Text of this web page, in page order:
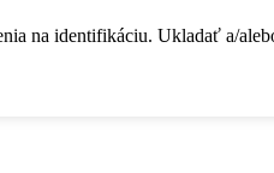
na identifikáciu. Ukladať a/